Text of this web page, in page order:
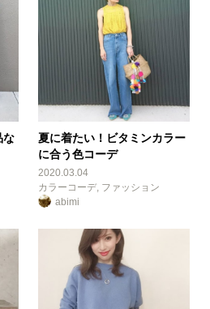
な
夏に着たい！ビタミンカラー
に合う色コーデ
2020.03.04
カラーコーデ, ファッション
abimi